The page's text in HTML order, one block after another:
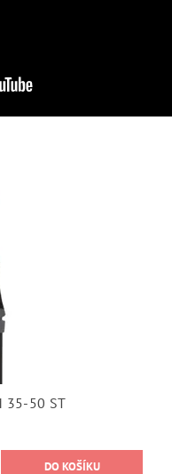
35-50 ST